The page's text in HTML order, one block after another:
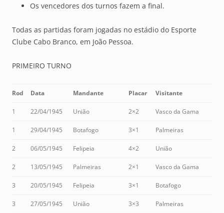
Os vencedores dos turnos fazem a final.
Todas as partidas foram jogadas no estádio do Esporte
Clube Cabo Branco, em João Pessoa.
PRIMEIRO TURNO
Rod Data Mandante Placar Visitante
1 22/04/1945 União 2×2 Vasco da Gama
1 29/04/1945 Botafogo 3×1 Palmeiras
2 06/05/1945 Felipeia 4×2 União
2 13/05/1945 Palmeiras 2×1 Vasco da Gama
3 20/05/1945 Felipeia 3×1 Botafogo
3 27/05/1945 União 3×3 Palmeiras